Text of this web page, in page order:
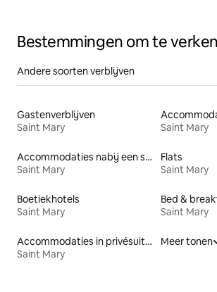
Bestemmingen om te
Andere soorten verblijven
Gastenverblijven
Saint Mary
Saint Mary
Accommodaties nabij een strand
Saint Mary
Flats
Saint Mary
Boetiekhotels
Saint Mary
Bed &
Saint Mary
Accommodaties in privésuites
Saint Mary
Meer tonen